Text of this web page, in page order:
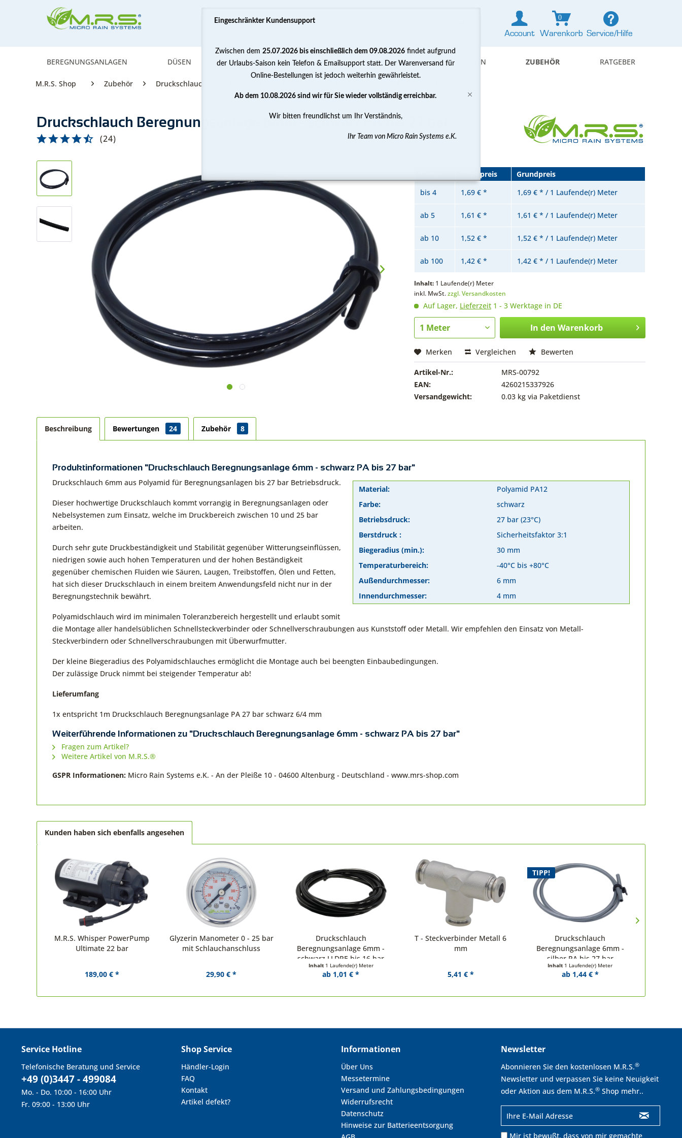
Service/Hilfe
Account
0
Warenkorb
BEREGNUNGSANLAGEN DÜSEN PUMPEN WASSERAUFBEREITUNG MESSEN & REGELN ZUBEHÖR RATGEBER
M.R.S. Shop Zubehör Druckschlauch Druckschlauch Beregnungsanlage 6mm - schwarz PA bis 27 bar
Druckschlauch Beregnungsanlage 6mm - schwarz PA bis 27 bar
(24)
Stückpreis
Grundpreis
bis 4 1,69 € * 1,69 € * / 1 Laufende(r) Meter
ab 5 1,61 € * 1,61 € * / 1 Laufende(r) Meter
ab 10 1,52 € * 1,52 € * / 1 Laufende(r) Meter
ab 100 1,42 € * 1,42 € * / 1 Laufende(r) Meter
Inhalt: 1 Laufende(r) Meter
inkl. MwSt.zzgl. Versandkosten
Auf Lager, Lieferzeit 1 - 3 Werktage in DE
In den Warenkorb
Merken Vergleichen Bewerten
Artikel-Nr.:
MRS-00792
EAN:
4260215337926
Versandgewicht:
0.03 kg via Paketdienst
Beschreibung Bewertungen 24 Zubehör 8
Produktinformationen "Druckschlauch Beregnungsanlage 6mm - schwarz PA bis 27 bar"
Material:
Polyamid PA12
Farbe:
schwarz
Betriebsdruck:
27 bar (23°C)
Berstdruck :
Sicherheitsfaktor 3:1
Biegeradius (min.):
30 mm
Temperaturbereich:
-40°C bis +80°C
Außendurchmesser:
6 mm
Innendurchmesser:
4 mm
Druckschlauch 6mm aus Polyamid für Beregnungsanlagen bis 27 bar Betriebsdruck.
Dieser hochwertige Druckschlauch kommt vorrangig in Beregnungsanlagen oder
Nebelsystemen zum Einsatz, welche im Druckbereich zwischen 10 und 25 bar
arbeiten.
Durch sehr gute Druckbeständigkeit und Stabilität gegenüber Witterungseinflüssen,
niedrigen sowie auch hohen Temperaturen und der hohen Beständigkeit
gegenüber chemischen Fluiden wie Säuren, Laugen, Treibstoffen, Ölen und Fetten,
hat sich dieser Druckschlauch in einem breitem Anwendungsfeld nicht nur in der
Beregnungstechnik bewährt.
Polyamidschlauch wird im minimalen Toleranzbereich hergestellt und erlaubt somit
die Montage aller handelsüblichen Schnellsteckverbinder oder Schnellverschraubungen aus Kunststoff oder Metall. Wir empfehlen den Einsatz von Metall-
Steckverbindern oder Schnellverschraubungen mit Überwurfmutter.
Der kleine Biegeradius des Polyamidschlauches ermöglicht die Montage auch bei beengten Einbaubedingungen.
Der zulässige Druck nimmt bei steigender Temperatur ab!
Lieferumfang
1x entspricht 1m Druckschlauch Beregnungsanlage PA 27 bar schwarz 6/4 mm
Weiterführende Informationen zu "Druckschlauch Beregnungsanlage 6mm - schwarz PA bis 27 bar"
Fragen zum Artikel?
Weitere Artikel von M.R.S.®
GSPR Informationen: Micro Rain Systems e.K. - An der Pleiße 10 - 04600 Altenburg - Deutschland - www.mrs-shop.com
Kunden haben sich ebenfalls angesehen
M.R.S. Whisper PowerPump
Ultimate 22 bar
189,00 € *
Glyzerin Manometer 0 - 25 bar
mit Schlauchanschluss
29,90 € *
Druckschlauch
Beregnungsanlage 6mm -
schwarz LLDPE bis 16 bar
Inhalt 1 Laufende(r) Meter
ab 1,01 € *
T - Steckverbinder Metall 6
mm
5,41 € *
TIPP!
Druckschlauch
Beregnungsanlage 6mm -
silber PA bis 27 bar
Inhalt 1 Laufende(r) Meter
ab 1,44 € *
Service Hotline
Telefonische Beratung und Service
+49 (0)3447 - 499084
Mo. - Do. 10:00 - 16:00 Uhr
Fr. 09:00 - 13:00 Uhr
Shop Service
Händler-Login
FAQ
Kontakt
Artikel defekt?
Informationen
Über Uns
Messetermine
Versand und Zahlungsbedingungen
Widerrufsrecht
Datenschutz
Hinweise zur Batterieentsorgung
Newsletter
Abonnieren Sie den kostenlosen M.R.S.®
Newsletter und verpassen Sie keine Neuigkeit
oder Aktion aus dem M.R.S.® Shop mehr..
Mir ist bewußt, dass von mir gemachte
Eingeschränkter Kundensupport
Zwischen dem 25.07.2026 bis einschließlich dem 09.08.2026 findet aufgrund
der Urlaubs-Saison kein Telefon & Emailsupport statt. Der Warenversand für
Online-Bestellungen ist jedoch weiterhin gewährleistet.
Ab dem 10.08.2026 sind wir für Sie wieder vollständig erreichbar.
Wir bitten freundlichst um Ihr Verständnis,
Ihr Team von Micro Rain Systems e.K.